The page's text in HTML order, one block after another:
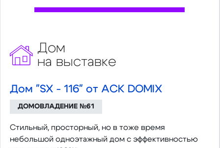
Дом
на выставке
Дом "SX - 116" от АСК DOMIX
ДОМОВЛАДЕНИЕ №61
Стильный, просторный, но в тоже время
небольшой одноэтажный дом с эффективностью